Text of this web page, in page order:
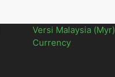
Versi Malaysia (Myr)
Currency